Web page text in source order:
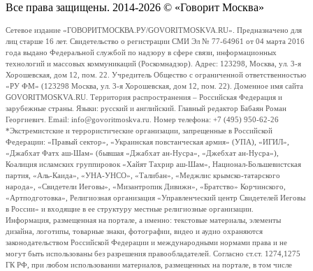
Все права защищены. 2014-2026 © «Говорит Москва»
Сетевое издание «ГОВОРИТМОСКВА.РУ/GOVORITMOSKVA.RU». Предназначено для
лиц старше 16 лет. Свидетельство о регистрации СМИ Эл № 77-64961 от 04 марта 2016
года выдано Федеральной службой по надзору в сфере связи, информационных
технологий и массовых коммуникаций (Роскомнадзор). Адрес: 123298, Москва, ул. 3-я
Хорошевская, дом 12, пом. 22. Учредитель Общество с ограниченной ответственностью
«РУ ФМ» (123298 Москва, ул. 3-я Хорошевская, дом 12, пом. 22). Доменное имя сайта
GOVORITMOSKVA.RU. Территория распространения – Российская Федерация и
зарубежные страны. Языки: русский и английский. Главный редактор Бабаян Роман
Георгиевич. Email: info@govoritmoskva.ru. Номер телефона: +7 (495) 950-62-26
*Экстремистские и террористические организации, запрещенные в Российской
Федерации: «Правый сектор», «Украинская повстанческая армия» (УПА), «ИГИЛ»,
«Джабхат Фатх аш-Шам» (бывшая «Джабхат ан-Нусра», «Джебхат ан-Нусра»),
Коалиция исламских группировок «Хайят Тахрир аш-Шам», Национал-Большевистская
партия, «Аль-Каида», «УНА-УНСО», «Талибан», «Меджлис крымско-татарского
народа», «Свидетели Иеговы», «Мизантропик Дивижн», «Братство» Корчинского,
«Артподготовка», Религиозная организация «Управленческий центр Свидетелей Иеговы
в России» и входящие в ее структуру местные религиозные организации.
Информация, размещенная на портале, а именно: текстовые материалы, элементы
дизайна, логотипы, товарные знаки, фотографии, видео и аудио охраняются
законодательством Российской Федерации и международными нормами права и не
могут быть использованы без разрешения правообладателей. Согласно ст.ст. 1274,1275
ГК РФ, при любом использовании материалов, размещенных на портале, в том числе